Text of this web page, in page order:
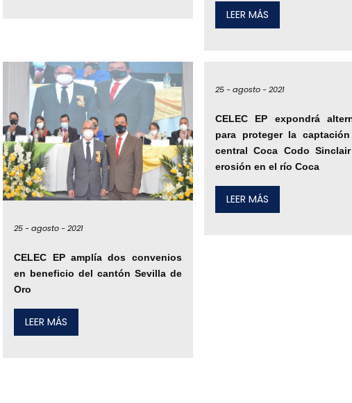
LEER MÁS
25 - agosto - 2021
CELEC EP amplía dos convenios
en beneficio del cantón Sevilla de
Oro
LEER MÁS
25 - agosto - 2021
CELEC EP expondrá
para proteger la
central Coca Codo
erosión en el río Coca
LEER MÁS